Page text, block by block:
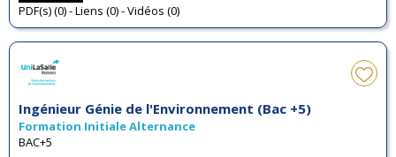
PDF(s) (0) - Liens (0) - Vidéos (0)
Ingénieur Génie de l'Environnement (Bac +5)
Formation Initiale Alternance
BAC+5